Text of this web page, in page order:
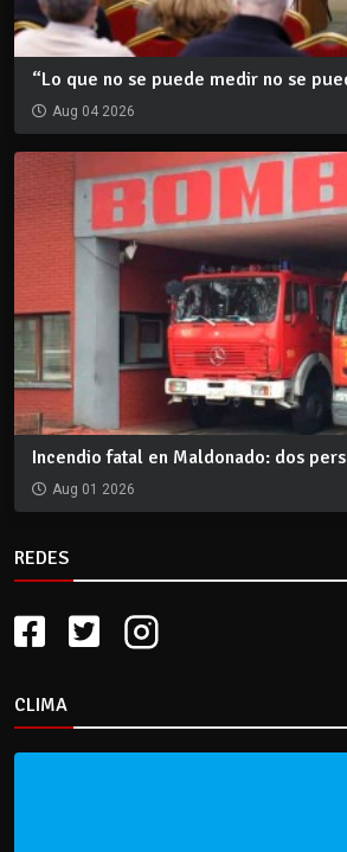
“Lo que no se puede medir no se
Aug 04 2026
Incendio fatal en Maldonado: dos
Aug 01 2026
REDES
CLIMA